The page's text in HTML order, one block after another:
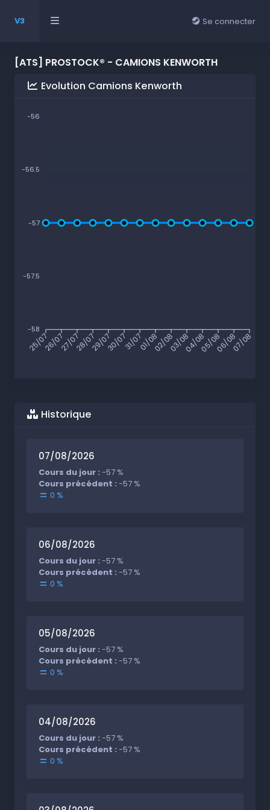
V3 Se connecter
[ATS] PROSTOCK® - CAMIONS KENWORTH
Evolution Camions Kenworth
-56
-56.5
-57
-57.5
-58
25/0726/0727/0728/0729/0730/0731/0701/0802/0803/0804/0805/0806/0807/08
Historique
07/08/2026
Cours du jour : -57 %
Cours précédent : -57 %
0 %
06/08/2026
Cours du jour : -57 %
Cours précédent : -57 %
0 %
05/08/2026
Cours du jour : -57 %
Cours précédent : -57 %
0 %
04/08/2026
Cours du jour : -57 %
Cours précédent : -57 %
0 %